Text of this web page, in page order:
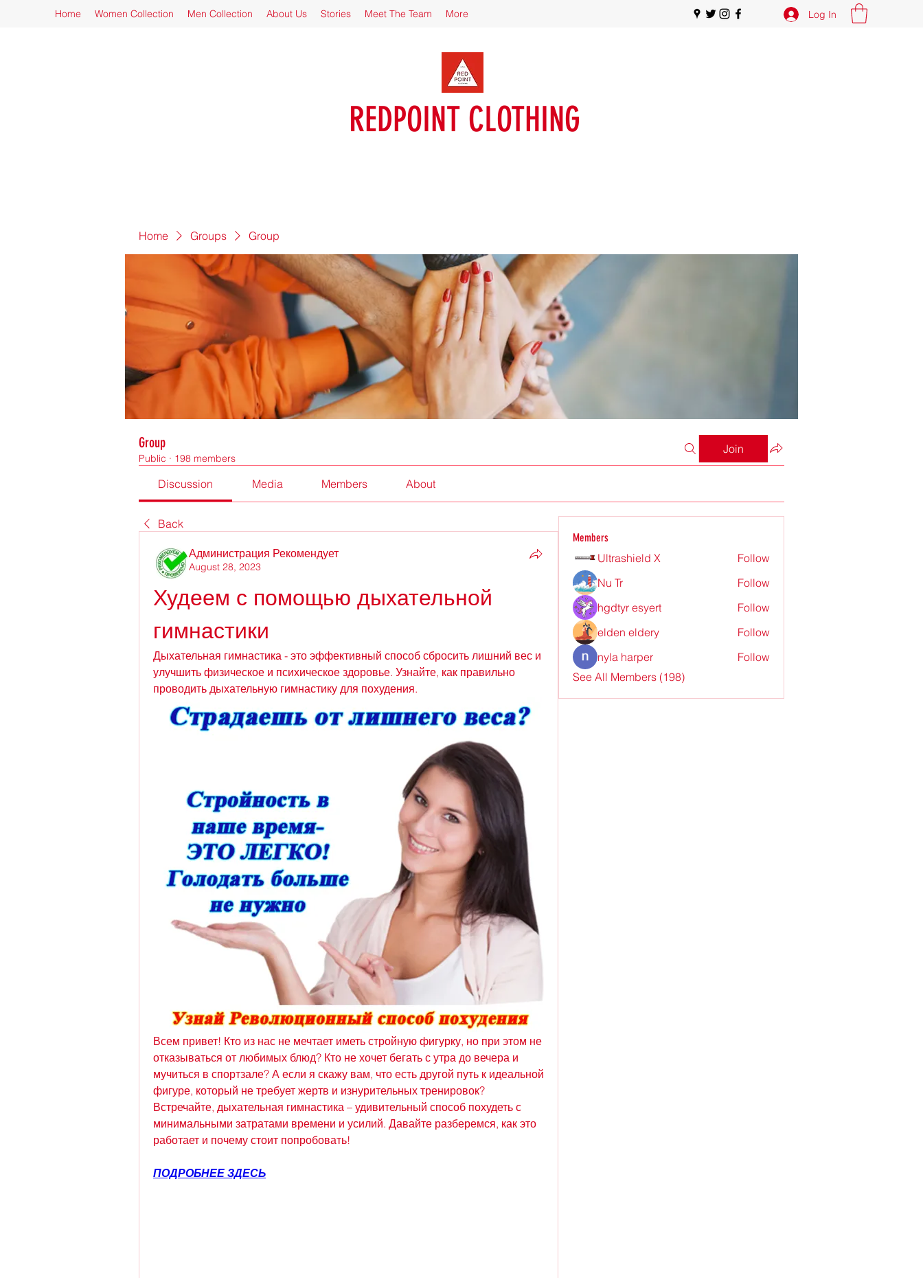
Home Women Collection Men Collection About Us Stories Meet The Team More Log In
REDPOINT CLOTHING
Home Groups Group
Group
Public · 198 members
Join
Discussion Media Members About
Back
Администрация Рекомендует
August 28, 2023
Худеем с помощью дыхательной
гимнастики
Дыхательная гимнастика - это эффективный способ сбросить лишний вес и
улучшить физическое и психическое здоровье. Узнайте, как правильно
проводить дыхательную гимнастику для похудения.
Всем привет! Кто из нас не мечтает иметь стройную фигурку, но при этом не
отказываться от любимых блюд? Кто не хочет бегать с утра до вечера и
мучиться в спортзале? А если я скажу вам, что есть другой путь к идеальной
фигуре, который не требует жертв и изнурительных тренировок?
Встречайте, дыхательная гимнастика – удивительный способ похудеть с
минимальными затратами времени и усилий. Давайте разберемся, как это
работает и почему стоит попробовать!
ПОДРОБНЕЕ ЗДЕСЬ
Members
Ultrashield X
Follow
Nu Tr
Follow
hgdtyr esyert
Follow
elden eldery
Follow
nyla harper
Follow
See All Members (198)